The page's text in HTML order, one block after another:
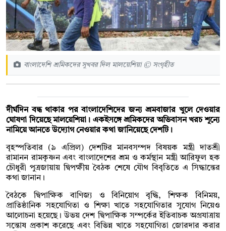
বাংলাদেশি শ্রমিকদের সুখবর দিল মালয়েশিয়া © সংগৃহীত
দীর্ঘদিন বন্ধ থাকার পর বাংলাদেশিদের জন্য শ্রমবাজার খুলে দেওয়ার
ঘোষণা দিয়েছে মালয়েশিয়া। একইসঙ্গে শ্রমিকদের অভিবাসন খরচ শূন্যে
নামিয়ে আনতে উদ্যোগ নেওয়ার কথা জানিয়েছে দেশটি।
বৃহস্পতিবার (৯ এপ্রিল) দেশটির মানবসম্পদ বিষয়ক মন্ত্রী দাতশ্রী
রামানন রামকৃষ্ণন এবং বাংলাদেশের শ্রম ও কর্মস্থান মন্ত্রী আরিফুল হক
চৌধুরী পুত্রজায়ায় দ্বিপক্ষীয় বৈঠক শেষে যৌথ বিবৃতিতে এ সিদ্ধান্তের
কথা জানান।
বৈঠকে দ্বিপাক্ষিক বাণিজ্য ও বিনিয়োগ বৃদ্ধি, শিক্ষক বিনিময়,
প্রাতিষ্ঠানিক সহযোগিতা ও শিক্ষা খাতে সহযোগিতার সুযোগ নিয়েও
আলোচনা হয়েছে। উভয় দেশ দ্বিপাক্ষিক সম্পর্কের ইতিবাচক অগ্রযাত্রায়
সন্তোষ প্রকাশ করেছে এবং বিভিন্ন খাতে সহযোগিতা জোরদার করার